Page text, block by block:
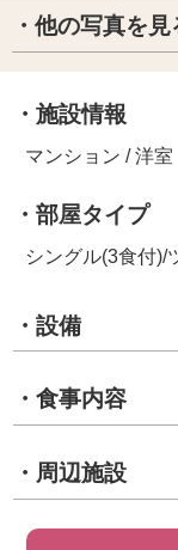
・他の写真を見
・施設情報
マンション / 洋室
・部屋タイプ
シングル(3食付)/
・設備
・食事内容
・周辺施設